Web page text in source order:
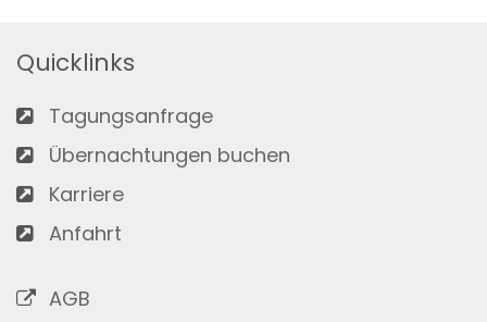
Quicklinks
Tagungsanfrage
Übernachtungen buchen
Karriere
Anfahrt
AGB